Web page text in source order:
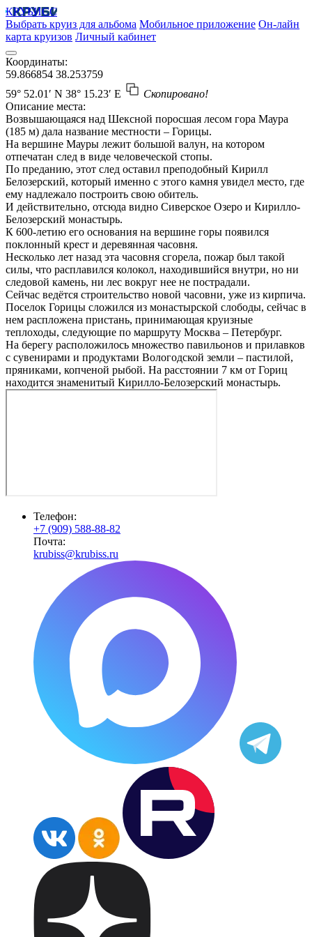
КРУБИСС
Выбрать круиз для альбома Мобильное приложение Он-лайн
карта круизов Личный кабинет
Координаты:
59.866854 38.253759
59° 52.01′ N 38° 15.23′ E
Скопировано!
Описание места:
Возвышающаяся над Шексной поросшая лесом гора Маура
(185 м) дала название местности – Горицы.
На вершине Мауры лежит большой валун, на котором
отпечатан след в виде человеческой стопы.
По преданию, этот след оставил преподобный Кирилл
Белозерский, который именно с этого камня увидел место, где
ему надлежало построить свою обитель.
И действительно, отсюда видно Сиверское Озеро и Кирилло-
Белозерский монастырь.
К 600-летию его основания на вершине горы появился
поклонный крест и деревянная часовня.
Несколько лет назад эта часовня сгорела, пожар был такой
силы, что расплавился колокол, находившийся внутри, но ни
следовой камень, ни лес вокруг нее не пострадали.
Сейчас ведётся строительство новой часовни, уже из кирпича.
Поселок Горицы сложился из монастырской слободы, сейчас в
нем распложена пристань, принимающая круизные
теплоходы, следующие по маршруту Москва – Петербург.
На берегу расположилось множество павильонов и прилавков
с сувенирами и продуктами Вологодской земли – пастилой,
пряниками, копченой рыбой. На расстоянии 7 км от Гориц
находится знаменитый Кирилло-Белозерский монастырь.
Телефон:
+7 (909) 588-88-82
Почта:
krubiss@krubiss.ru